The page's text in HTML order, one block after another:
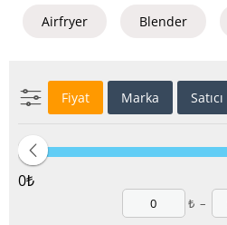
Airfryer Blender
Fiyat Marka Satıcı
0₺
₺ –